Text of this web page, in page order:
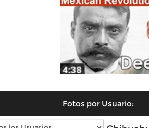
Fotos por Usuario: